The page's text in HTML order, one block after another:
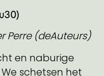
Perre (deAuteurs)
en naburige
schetsen het